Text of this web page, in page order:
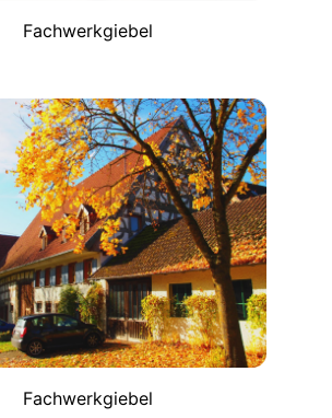
Fachwerkgiebel
Fachwerkgiebel